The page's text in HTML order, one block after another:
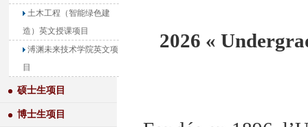
土木工程（智能绿色建
造）英文授课项目
溥渊未来技术学院英文项
目
硕士生项目
博士生项目
2026 «